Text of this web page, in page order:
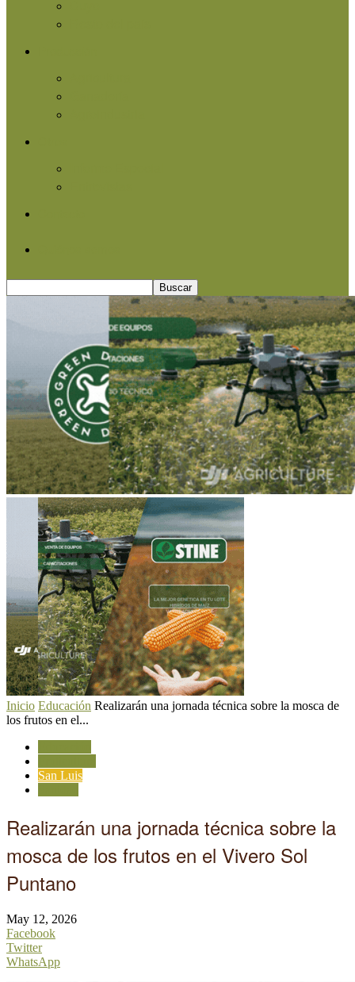
Inicio Educación Realizarán una jornada técnica sobre la mosca de
los frutos en el...
San Luis
Realizarán una jornada técnica sobre la
mosca de los frutos en el Vivero Sol
Puntano
May 12, 2026
Facebook
Twitter
WhatsApp